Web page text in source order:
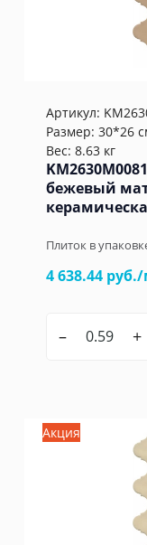
Артикул:
Размер: 30*26
Вес: 8.63 кг
бежевый
Плиток в
4 638.44
– +
Акция